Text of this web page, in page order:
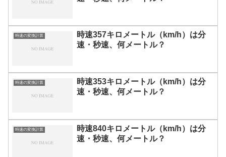
時速の変換計算
時速357キロメートル（km/h）は分
速・秒速、何メートル？
時速の変換計算
時速353キロメートル（km/h）は分
速・秒速、何メートル？
時速の変換計算
時速840キロメートル（km/h）は分
速・秒速、何メートル？